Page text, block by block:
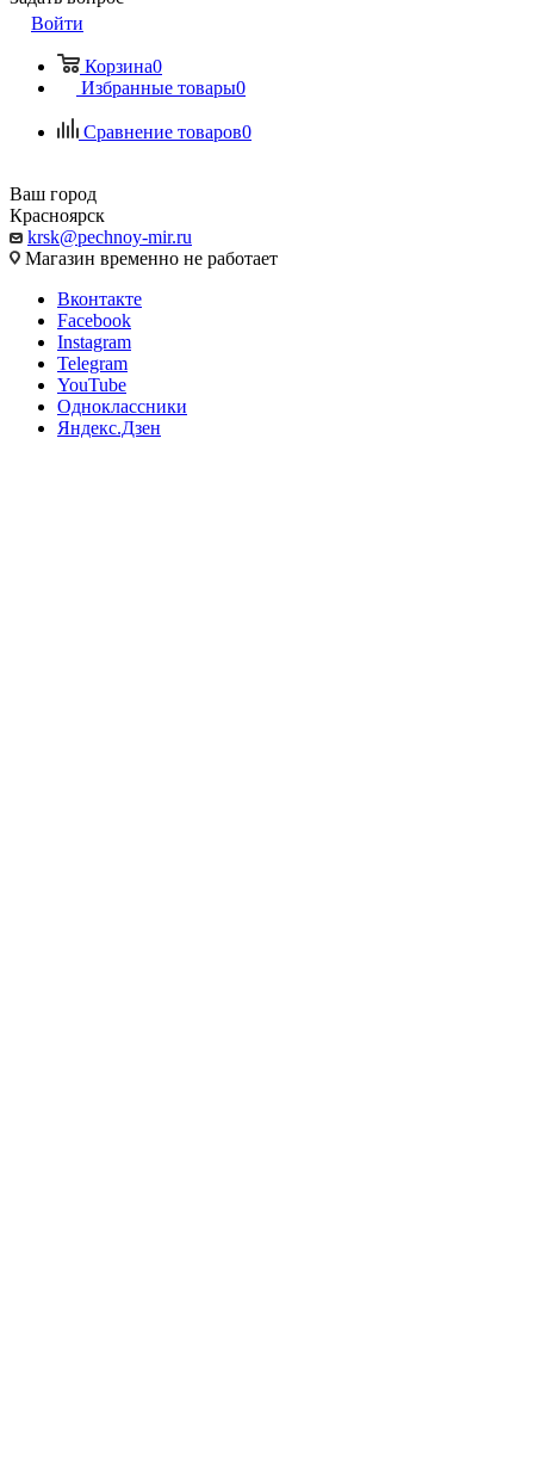
Войти
Корзина0
Избранные товары0
Сравнение товаров0
Ваш город
Красноярск
krsk@pechnoy-mir.ru
Магазин временно не работает
Вконтакте
Facebook
Instagram
Telegram
YouTube
Одноклассники
Яндекс.Дзен